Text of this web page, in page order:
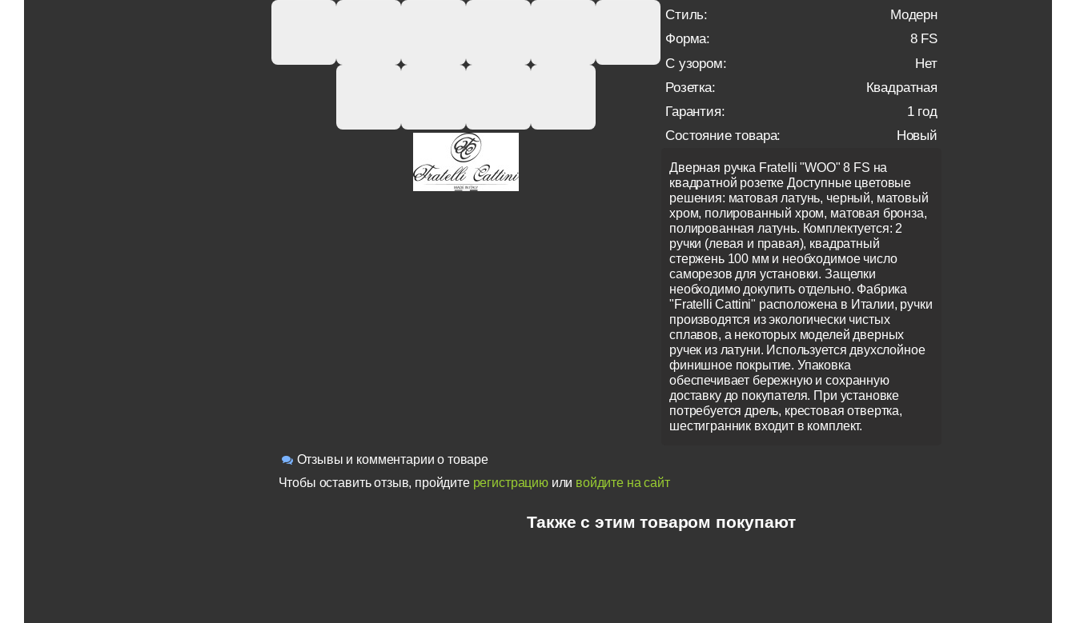
Стиль:
Модерн
Форма:
8 FS
С узором:
Нет
Розетка:
Квадратная
Гарантия:
1 год
Состояние товара:
Новый
Дверная ручка Fratelli "WOO" 8 FS на
квадратной розетке Доступные цветовые
решения: матовая латунь, черный, матовый
хром, полированный хром, матовая бронза,
полированная латунь. Комплектуется: 2
ручки (левая и правая), квадратный
стержень 100 мм и необходимое число
саморезов для установки. Защелки
необходимо докупить отдельно. Фабрика
"Fratelli Cattini" расположена в Италии, ручки
производятся из экологически чистых
сплавов, а некоторых моделей дверных
ручек из латуни. Используется двухслойное
финишное покрытие. Упаковка
обеспечивает бережную и сохранную
доставку до покупателя. При установке
потребуется дрель, крестовая отвертка,
шестигранник входит в комплект.
Отзывы и комментарии о товаре
Чтобы оставить отзыв, пройдите регистрациюили войдите на сайт
Также с этим товаром покупают